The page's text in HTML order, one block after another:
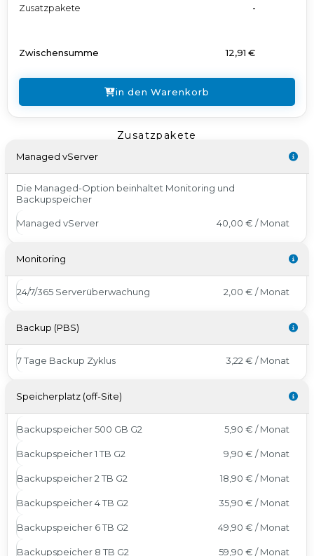
Zusatzpakete
-
Zwischensumme 12,91 €
in den Warenkorb
Zusatzpakete
Managed vServer
Die Managed-Option beinhaltet Monitoring und
Backupspeicher
Managed vServer 40,00 € / Monat
Monitoring
24/7/365 Serverüberwachung 2,00 € / Monat
Backup (PBS)
7 Tage Backup Zyklus 3,22 € / Monat
Speicherplatz (off-Site)
Backupspeicher 500 GB G2 5,90 € / Monat
Backupspeicher 1 TB G2 9,90 € / Monat
Backupspeicher 2 TB G2 18,90 € / Monat
Backupspeicher 4 TB G2 35,90 € / Monat
Backupspeicher 6 TB G2 49,90 € / Monat
Backupspeicher 8 TB G2 59,90 € / Monat